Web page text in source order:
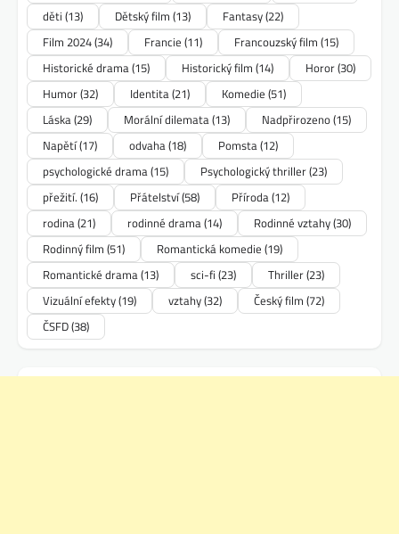
děti (13) Dětský film (13) Fantasy(22)
Film 2024(34) Francie (11) Francouzský film (15)
Historické drama(15) Historický film (14) Horor(30)
Humor(32) Identita(21) Komedie (51)
Láska(29) Morální dilemata(13) Nadpřirozeno(15)
Napětí(17) odvaha(18) Pomsta(12)
psychologické drama(15) Psychologický thriller(23)
přežití. (16) Přátelství(58) Příroda(12)
rodina(21) rodinné drama(14) Rodinné vztahy(30)
Rodinný film (51) Romantická komedie (19)
Romantické drama(13) sci-fi (23) Thriller(23)
Vizuální efekty(19) vztahy(32) Český film (72)
ČSFD(38)